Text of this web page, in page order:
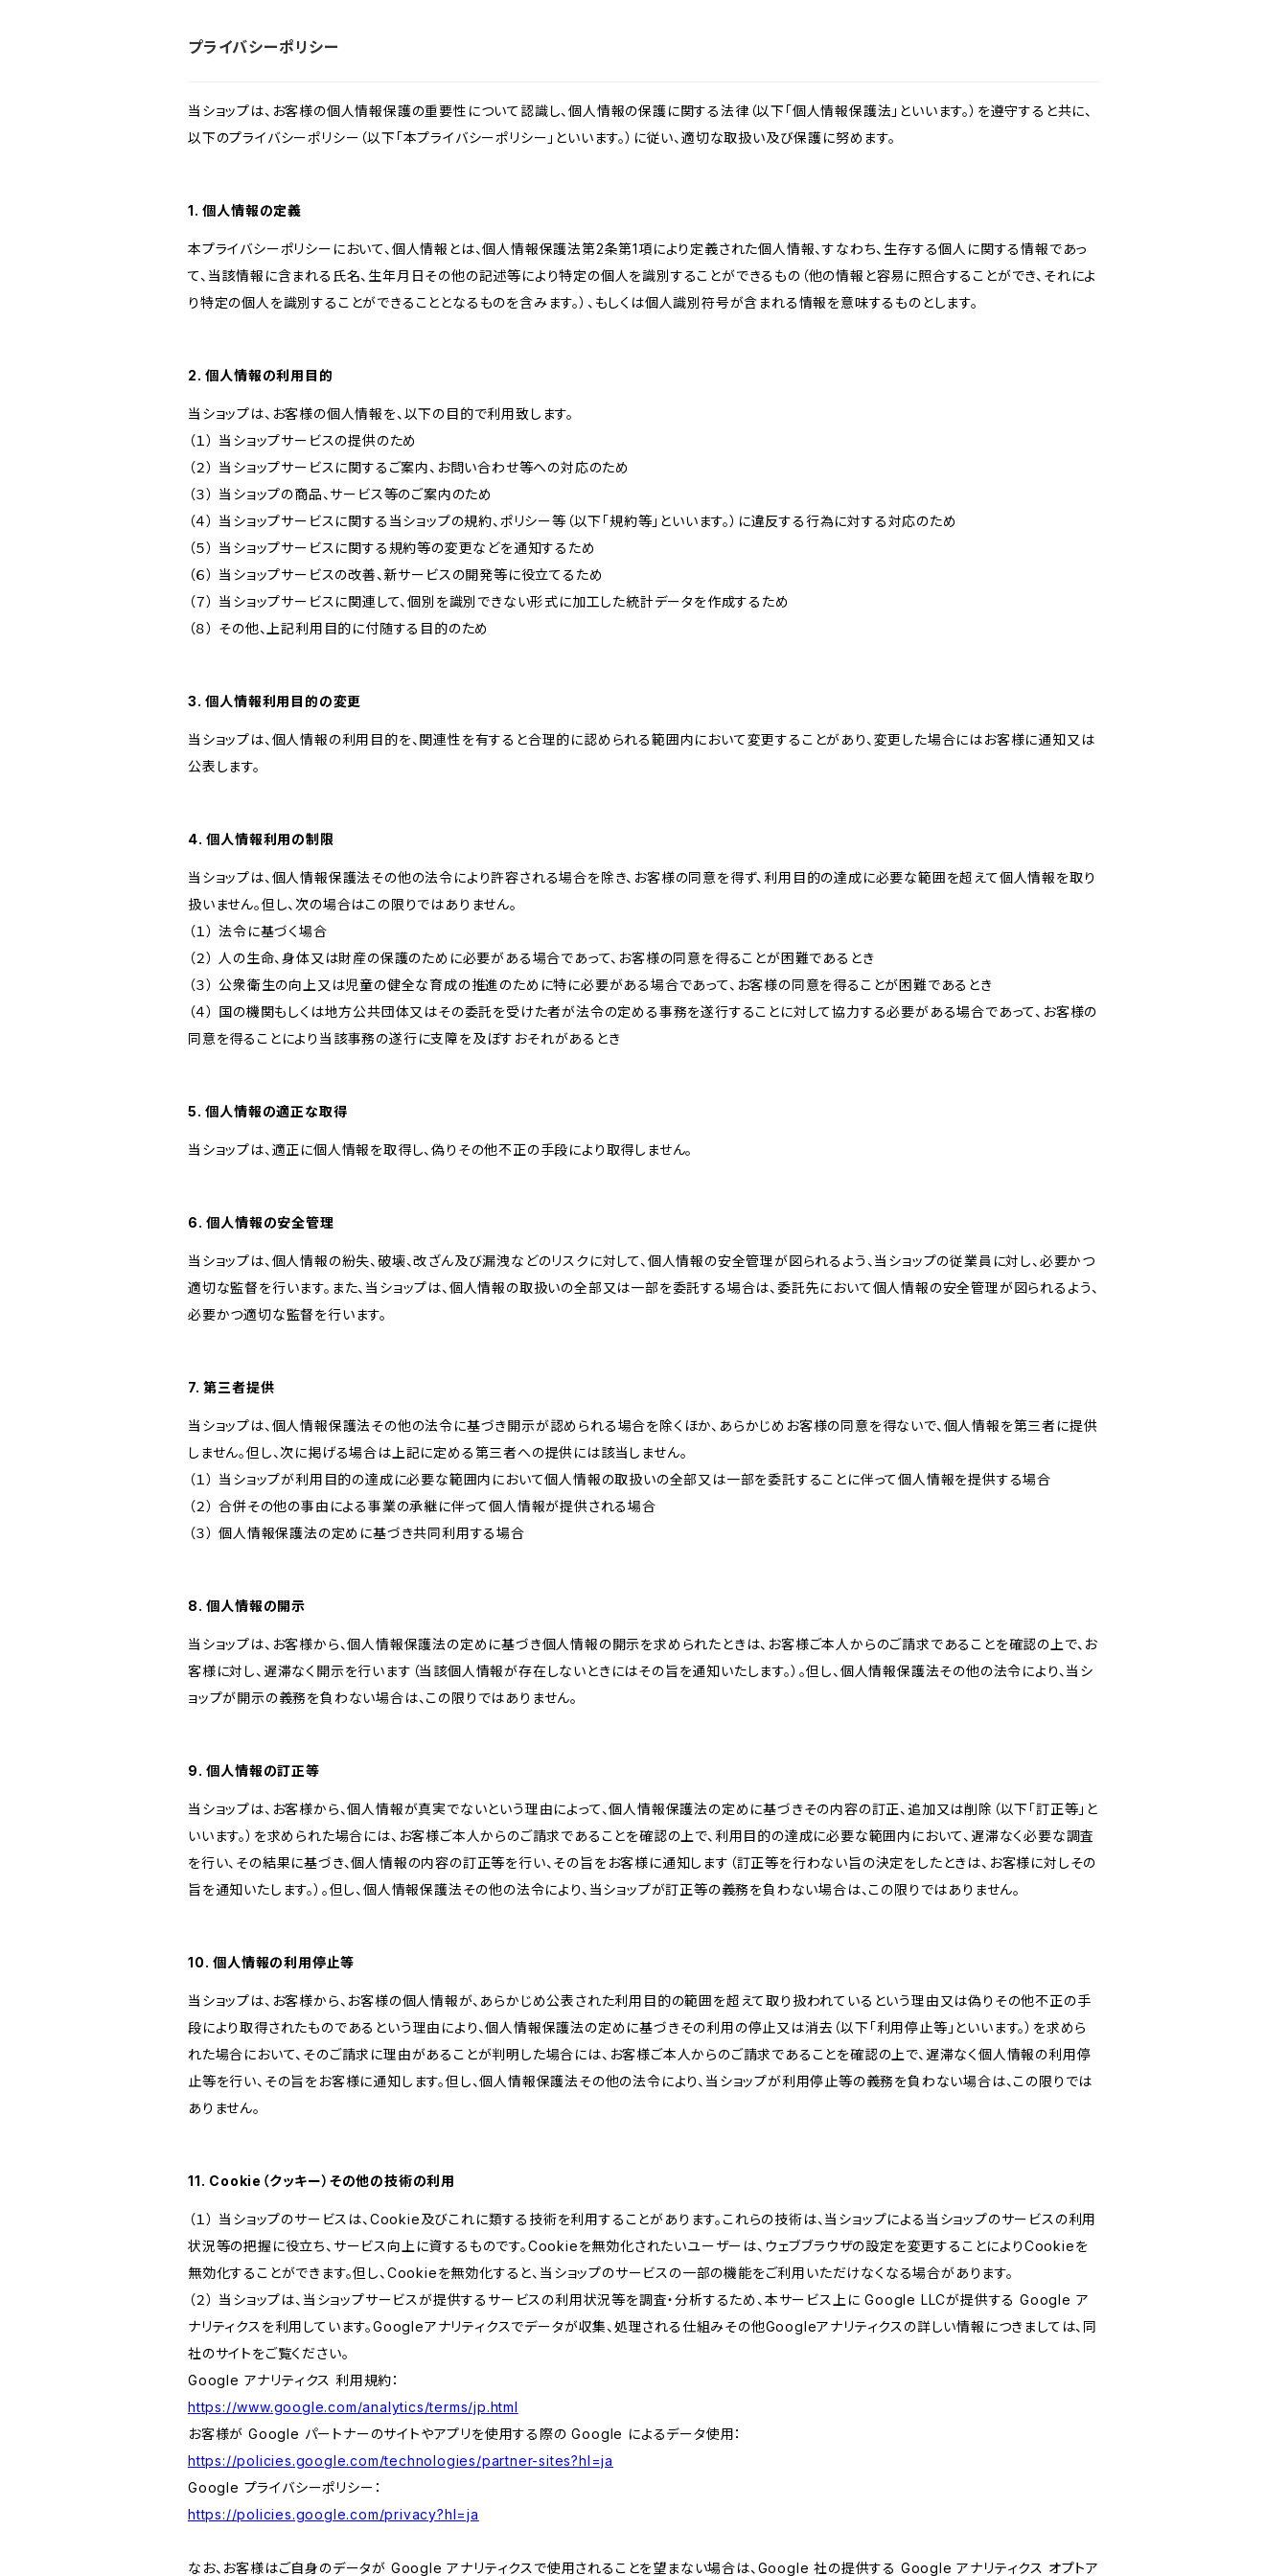
プライバシーポリシー
当ショップは、お客様の個人情報保護の重要性について認識し、個人情報の保護に関する法律（以下「個人情報保護法」といいます。）を遵守すると共に、
以下のプライバシーポリシー（以下「本プライバシーポリシー」といいます。）に従い、適切な取扱い及び保護に努めます。
1. 個人情報の定義
本プライバシーポリシーにおいて、個人情報とは、個人情報保護法第2条第1項により定義された個人情報、すなわち、生存する個人に関する情報であっ
て、当該情報に含まれる氏名、生年月日その他の記述等により特定の個人を識別することができるもの（他の情報と容易に照合することができ、それによ
り特定の個人を識別することができることとなるものを含みます。）、もしくは個人識別符号が含まれる情報を意味するものとします。
2. 個人情報の利用目的
当ショップは、お客様の個人情報を、以下の目的で利用致します。
（１） 当ショップサービスの提供のため
（２） 当ショップサービスに関するご案内、お問い合わせ等への対応のため
（３） 当ショップの商品、サービス等のご案内のため
（４） 当ショップサービスに関する当ショップの規約、ポリシー等（以下「規約等」といいます。）に違反する行為に対する対応のため
（５） 当ショップサービスに関する規約等の変更などを通知するため
（６） 当ショップサービスの改善、新サービスの開発等に役立てるため
（７） 当ショップサービスに関連して、個別を識別できない形式に加工した統計データを作成するため
（８） その他、上記利用目的に付随する目的のため
3. 個人情報利用目的の変更
当ショップは、個人情報の利用目的を、関連性を有すると合理的に認められる範囲内において変更することがあり、変更した場合にはお客様に通知又は
公表します。
4. 個人情報利用の制限
当ショップは、個人情報保護法その他の法令により許容される場合を除き、お客様の同意を得ず、利用目的の達成に必要な範囲を超えて個人情報を取り
扱いません。但し、次の場合はこの限りではありません。
（１） 法令に基づく場合
（２） 人の生命、身体又は財産の保護のために必要がある場合であって、お客様の同意を得ることが困難であるとき
（３） 公衆衛生の向上又は児童の健全な育成の推進のために特に必要がある場合であって、お客様の同意を得ることが困難であるとき
（４） 国の機関もしくは地方公共団体又はその委託を受けた者が法令の定める事務を遂行することに対して協力する必要がある場合であって、お客様の
同意を得ることにより当該事務の遂行に支障を及ぼすおそれがあるとき
5. 個人情報の適正な取得
当ショップは、適正に個人情報を取得し、偽りその他不正の手段により取得しません。
6. 個人情報の安全管理
当ショップは、個人情報の紛失、破壊、改ざん及び漏洩などのリスクに対して、個人情報の安全管理が図られるよう、当ショップの従業員に対し、必要かつ
適切な監督を行います。また、当ショップは、個人情報の取扱いの全部又は一部を委託する場合は、委託先において個人情報の安全管理が図られるよう、
必要かつ適切な監督を行います。
7. 第三者提供
当ショップは、個人情報保護法その他の法令に基づき開示が認められる場合を除くほか、あらかじめお客様の同意を得ないで、個人情報を第三者に提供
しません。但し、次に掲げる場合は上記に定める第三者への提供には該当しません。
（１） 当ショップが利用目的の達成に必要な範囲内において個人情報の取扱いの全部又は一部を委託することに伴って個人情報を提供する場合
（２） 合併その他の事由による事業の承継に伴って個人情報が提供される場合
（３） 個人情報保護法の定めに基づき共同利用する場合
8. 個人情報の開示
当ショップは、お客様から、個人情報保護法の定めに基づき個人情報の開示を求められたときは、お客様ご本人からのご請求であることを確認の上で、お
客様に対し、遅滞なく開示を行います（当該個人情報が存在しないときにはその旨を通知いたします。）。但し、個人情報保護法その他の法令により、当シ
ョップが開示の義務を負わない場合は、この限りではありません。
9. 個人情報の訂正等
当ショップは、お客様から、個人情報が真実でないという理由によって、個人情報保護法の定めに基づきその内容の訂正、追加又は削除（以下「訂正等」と
いいます。）を求められた場合には、お客様ご本人からのご請求であることを確認の上で、利用目的の達成に必要な範囲内において、遅滞なく必要な調査
を行い、その結果に基づき、個人情報の内容の訂正等を行い、その旨をお客様に通知します（訂正等を行わない旨の決定をしたときは、お客様に対しその
旨を通知いたします。）。但し、個人情報保護法その他の法令により、当ショップが訂正等の義務を負わない場合は、この限りではありません。
10. 個人情報の利用停止等
当ショップは、お客様から、お客様の個人情報が、あらかじめ公表された利用目的の範囲を超えて取り扱われているという理由又は偽りその他不正の手
段により取得されたものであるという理由により、個人情報保護法の定めに基づきその利用の停止又は消去（以下「利用停止等」といいます。）を求めら
れた場合において、そのご請求に理由があることが判明した場合には、お客様ご本人からのご請求であることを確認の上で、遅滞なく個人情報の利用停
止等を行い、その旨をお客様に通知します。但し、個人情報保護法その他の法令により、当ショップが利用停止等の義務を負わない場合は、この限りでは
ありません。
11. Cookie（クッキー）その他の技術の利用
（１） 当ショップのサービスは、Cookie及びこれに類する技術を利用することがあります。これらの技術は、当ショップによる当ショップのサービスの利用
状況等の把握に役立ち、サービス向上に資するものです。Cookieを無効化されたいユーザーは、ウェブブラウザの設定を変更することによりCookieを
無効化することができます。但し、Cookieを無効化すると、当ショップのサービスの一部の機能をご利用いただけなくなる場合があります。
（２） 当ショップは、当ショップサービスが提供するサービスの利用状況等を調査・分析するため、本サービス上に Google LLCが提供する Google ア
ナリティクスを利用しています。Googleアナリティクスでデータが収集、処理される仕組みその他Googleアナリティクスの詳しい情報につきましては、同
社のサイトをご覧ください。
Google アナリティクス 利用規約：
https://www.google.com/analytics/terms/jp.html
お客様が Google パートナーのサイトやアプリを使用する際の Google によるデータ使用：
https://policies.google.com/technologies/partner-sites?hl=ja
Google プライバシーポリシー：
https://policies.google.com/privacy?hl=ja
なお、お客様はご自身のデータが Google アナリティクスで使用されることを望まない場合は、Google 社の提供する Google アナリティクス オプトア